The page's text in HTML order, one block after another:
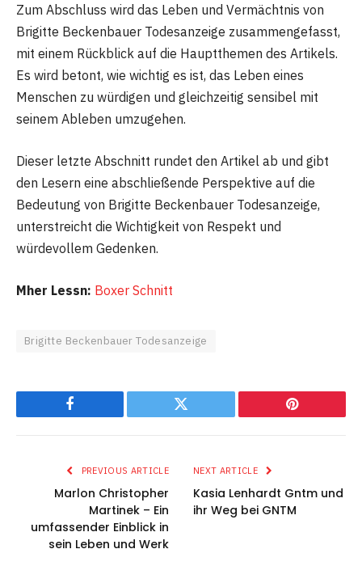
Zum Abschluss wird das Leben und Vermächtnis von
Brigitte Beckenbauer Todesanzeige zusammengefasst,
mit einem Rückblick auf die Hauptthemen des Artikels.
Es wird betont, wie wichtig es ist, das Leben eines
Menschen zu würdigen und gleichzeitig sensibel mit
seinem Ableben umzugehen.
Dieser letzte Abschnitt rundet den Artikel ab und gibt
den Lesern eine abschließende Perspektive auf die
Bedeutung von Brigitte Beckenbauer Todesanzeige,
unterstreicht die Wichtigkeit von Respekt und
würdevollem Gedenken.
Mher Lessn: Boxer Schnitt
Brigitte Beckenbauer Todesanzeige
Facebook Twitter Pinterest
PREVIOUS ARTICLE
Marlon Christopher
Martinek – Ein
umfassender Einblick in
sein Leben und Werk
NEXT ARTICLE
Kasia Lenhardt Gntm und
ihr Weg bei GNTM